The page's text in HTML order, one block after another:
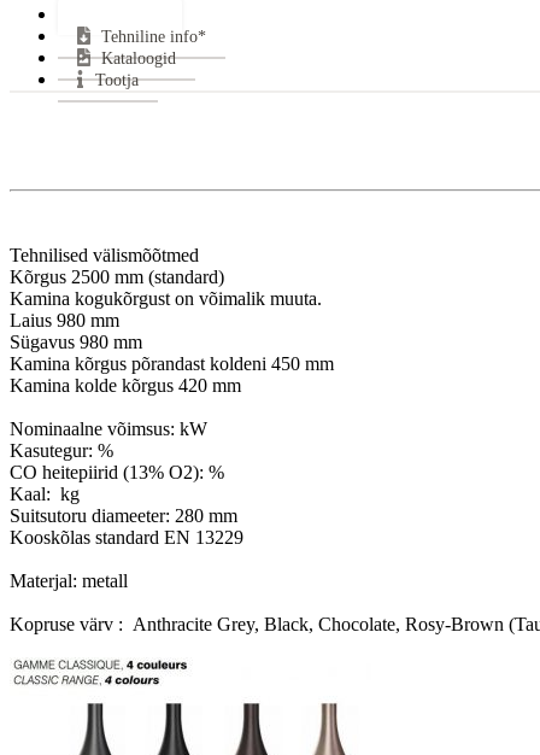
Tehniline info*
Kataloogid
Tootja
Tehnilised välismõõtmed
Kõrgus 2500 mm (standard)
Kamina kogukõrgust on võimalik muuta.
Laius 980 mm
Sügavus 980 mm
Kamina kõrgus põrandast koldeni 450 mm
Kamina kolde kõrgus 420 mm
Nominaalne võimsus: kW
Kasutegur: %
CO heitepiirid (13% O2): %
Kaal:  kg
Suitsutoru diameeter: 280 mm
Kooskõlas standard EN 13229
Materjal: metall
Kopruse värv :  Anthracite Grey, Black, Chocolate, Rosy-Brown